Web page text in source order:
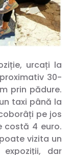
urcați la
30-
prin pădure.
taxi până la
pe jos
costă 4 euro.
vizita un
dar